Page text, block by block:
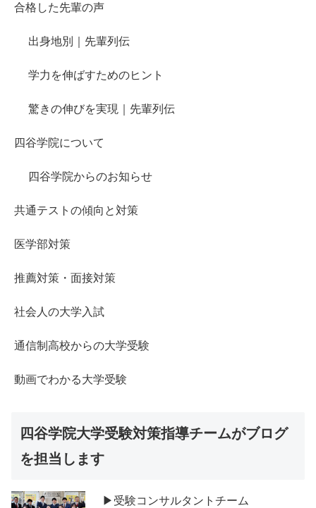
合格した先輩の声
出身地別｜先輩列伝
学力を伸ばすためのヒント
驚きの伸びを実現｜先輩列伝
四谷学院について
四谷学院からのお知らせ
共通テストの傾向と対策
医学部対策
推薦対策・面接対策
社会人の大学入試
通信制高校からの大学受験
動画でわかる大学受験
四谷学院大学受験対策指導チームがブログ
を担当します
▶受験コンサルタントチーム